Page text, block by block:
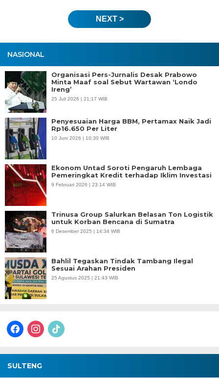
NASIONAL
Organisasi Pers-Jurnalis Desak Prabowo
Minta Maaf soal Sebut Wartawan ‘Londo
Ireng’
25 Juli 2026 | 21:17 WIB
Penyesuaian Harga BBM, Pertamax Naik Jadi
Rp16.650 Per Liter
10 Juni 2026 | 10:30 WIB
Ekonom Untad Soroti Pengaruh Lembaga
Pemeringkat Kredit terhadap Iklim Investasi
9 Februari 2026 | 23:14 WIB
Trinusa Group Salurkan Belasan Ton Logistik
untuk Korban Bencana di Sumatra
6 Desember 2025 | 14:34 WIB
Bahlil Tegaskan Tindak Tambang Ilegal
Sesuai Arahan Presiden
25 Agustus 2025 | 21:43 WIB
facebookinstagram
tiktok
NEXT >
SULTENG